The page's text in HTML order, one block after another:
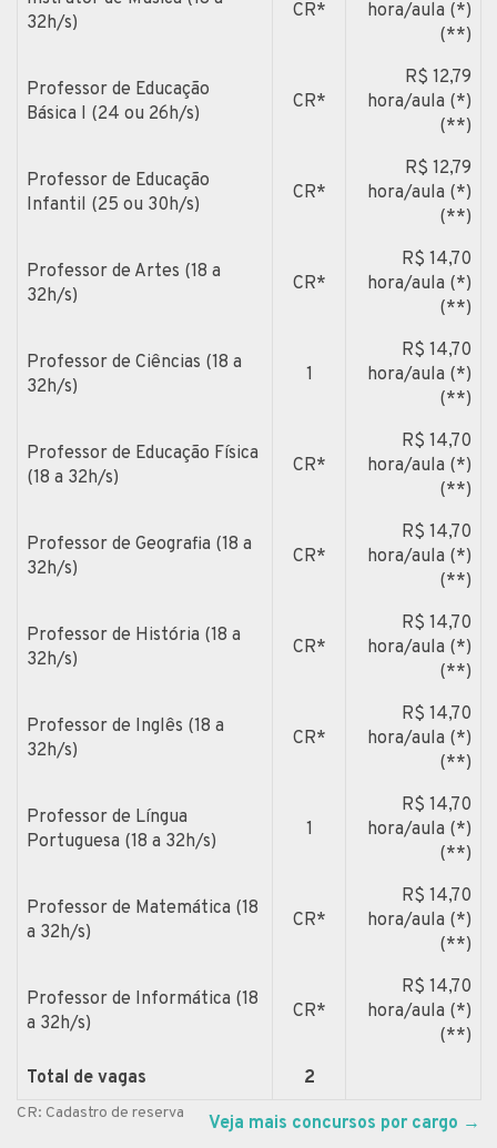
32h/s)
CR*
hora/aula (*)
(**)
Professor de Educação
Básica I (24 ou 26h/s)
CR*
R$ 12,79
hora/aula (*)
(**)
Professor de Educação
Infantil (25 ou 30h/s)
CR*
R$ 12,79
hora/aula (*)
(**)
Professor de Artes (18 a
32h/s)
CR*
R$ 14,70
hora/aula (*)
(**)
Professor de Ciências (18 a
32h/s)
1
R$ 14,70
hora/aula (*)
(**)
Professor de Educação Física
(18 a 32h/s)
CR*
R$ 14,70
hora/aula (*)
(**)
Professor de Geografia (18 a
32h/s)
CR*
R$ 14,70
hora/aula (*)
(**)
Professor de História (18 a
32h/s)
CR*
R$ 14,70
hora/aula (*)
(**)
Professor de Inglês (18 a
32h/s)
CR*
R$ 14,70
hora/aula (*)
(**)
Professor de Língua
Portuguesa (18 a 32h/s)
1
R$ 14,70
hora/aula (*)
(**)
Professor de Matemática (18
a 32h/s)
CR*
R$ 14,70
hora/aula (*)
(**)
Professor de Informática (18
a 32h/s)
CR*
R$ 14,70
hora/aula (*)
(**)
Total de vagas
2
CR: Cadastro de reserva Veja mais concursos por cargo →